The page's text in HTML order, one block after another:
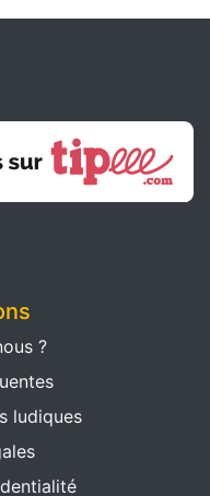
?
ludiques